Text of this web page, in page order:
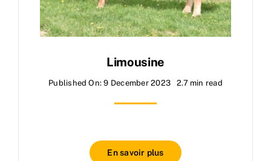
Limousine
Published On: 9 December 2023 2.7 min read
En savoir plus